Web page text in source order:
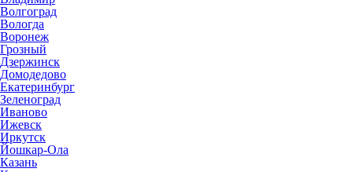
Волгоград
Вологда
Воронеж
Грозный
Дзержинск
Домодедово
Екатеринбург
Зеленоград
Иваново
Ижевск
Иркутск
Йошкар-Ола
Казань